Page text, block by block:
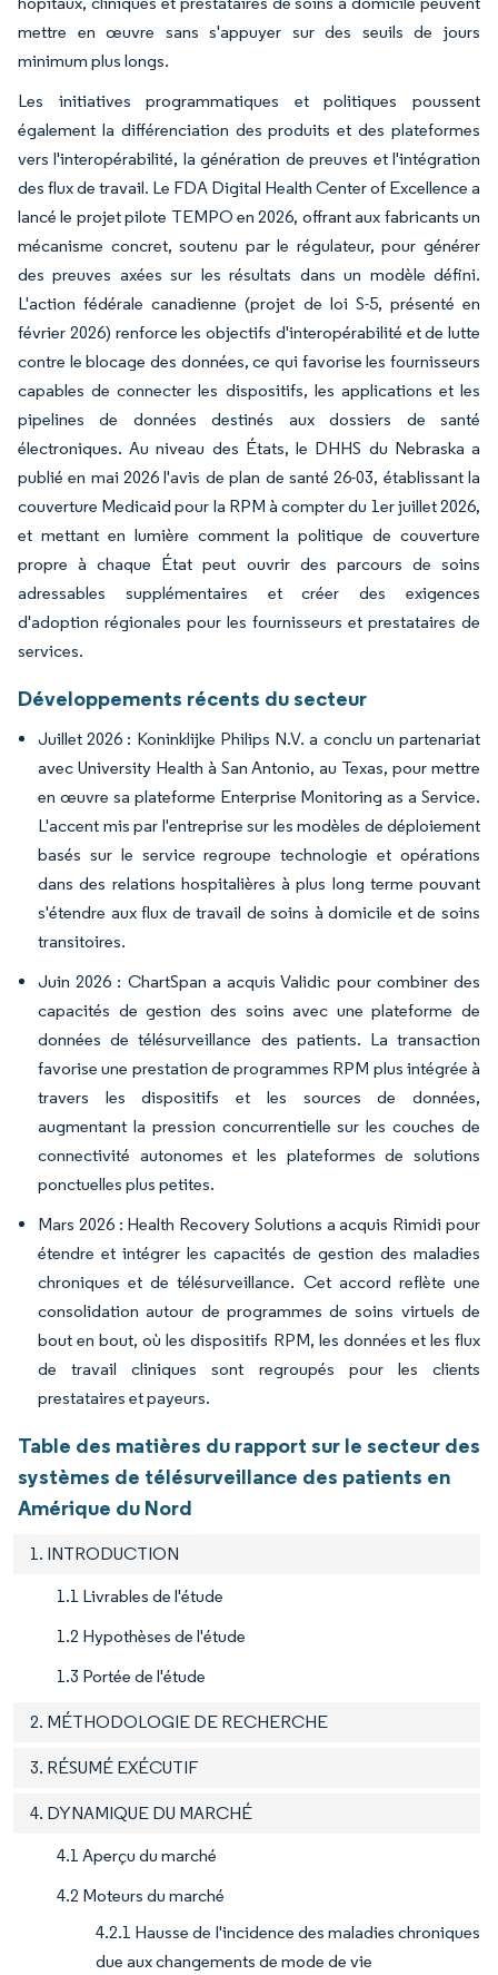
mettre en œuvre sans s'appuyer sur des seuils de jours
minimum plus longs.
Les initiatives programmatiques et politiques poussent
également la différenciation des produits et des plateformes
vers l'interopérabilité, la génération de preuves et l'intégration
des flux de travail. Le FDA Digital Health Center of Excellence a
lancé le projet pilote TEMPO en 2026, offrant aux fabricants un
mécanisme concret, soutenu par le régulateur, pour générer
des preuves axées sur les résultats dans un modèle défini.
L'action fédérale canadienne (projet de loi S-5, présenté en
février 2026) renforce les objectifs d'interopérabilité et de lutte
contre le blocage des données, ce qui favorise les fournisseurs
capables de connecter les dispositifs, les applications et les
pipelines de données destinés aux dossiers de santé
électroniques. Au niveau des États, le DHHS du Nebraska a
publié en mai 2026 l'avis de plan de santé 26-03, établissant la
couverture Medicaid pour la RPM à compter du 1er juillet 2026,
et mettant en lumière comment la politique de couverture
propre à chaque État peut ouvrir des parcours de soins
adressables supplémentaires et créer des exigences
d'adoption régionales pour les fournisseurs et prestataires de
services.
Développements récents du secteur
Juillet 2026 : Koninklijke Philips N.V. a conclu un partenariat
avec University Health à San Antonio, au Texas, pour mettre
en œuvre sa plateforme Enterprise Monitoring as a Service.
L'accent mis par l'entreprise sur les modèles de déploiement
basés sur le service regroupe technologie et opérations
dans des relations hospitalières à plus long terme pouvant
s'étendre aux flux de travail de soins à domicile et de soins
transitoires.
Juin 2026 : ChartSpan a acquis Validic pour combiner des
capacités de gestion des soins avec une plateforme de
données de télésurveillance des patients. La transaction
favorise une prestation de programmes RPM plus intégrée à
travers les dispositifs et les sources de données,
augmentant la pression concurrentielle sur les couches de
connectivité autonomes et les plateformes de solutions
ponctuelles plus petites.
Mars 2026 : Health Recovery Solutions a acquis Rimidi pour
étendre et intégrer les capacités de gestion des maladies
chroniques et de télésurveillance. Cet accord reflète une
consolidation autour de programmes de soins virtuels de
bout en bout, où les dispositifs RPM, les données et les flux
de travail cliniques sont regroupés pour les clients
prestataires et payeurs.
Table des matières du rapport sur le secteur des
systèmes de télésurveillance des patients en
Amérique du Nord
1. INTRODUCTION
1.1 Livrables de l'étude
1.2 Hypothèses de l'étude
1.3 Portée de l'étude
2. MÉTHODOLOGIE DE RECHERCHE
3. RÉSUMÉ EXÉCUTIF
4. DYNAMIQUE DU MARCHÉ
4.1 Aperçu du marché
4.2 Moteurs du marché
4.2.1 Hausse de l'incidence des maladies chroniques
due aux changements de mode de vie